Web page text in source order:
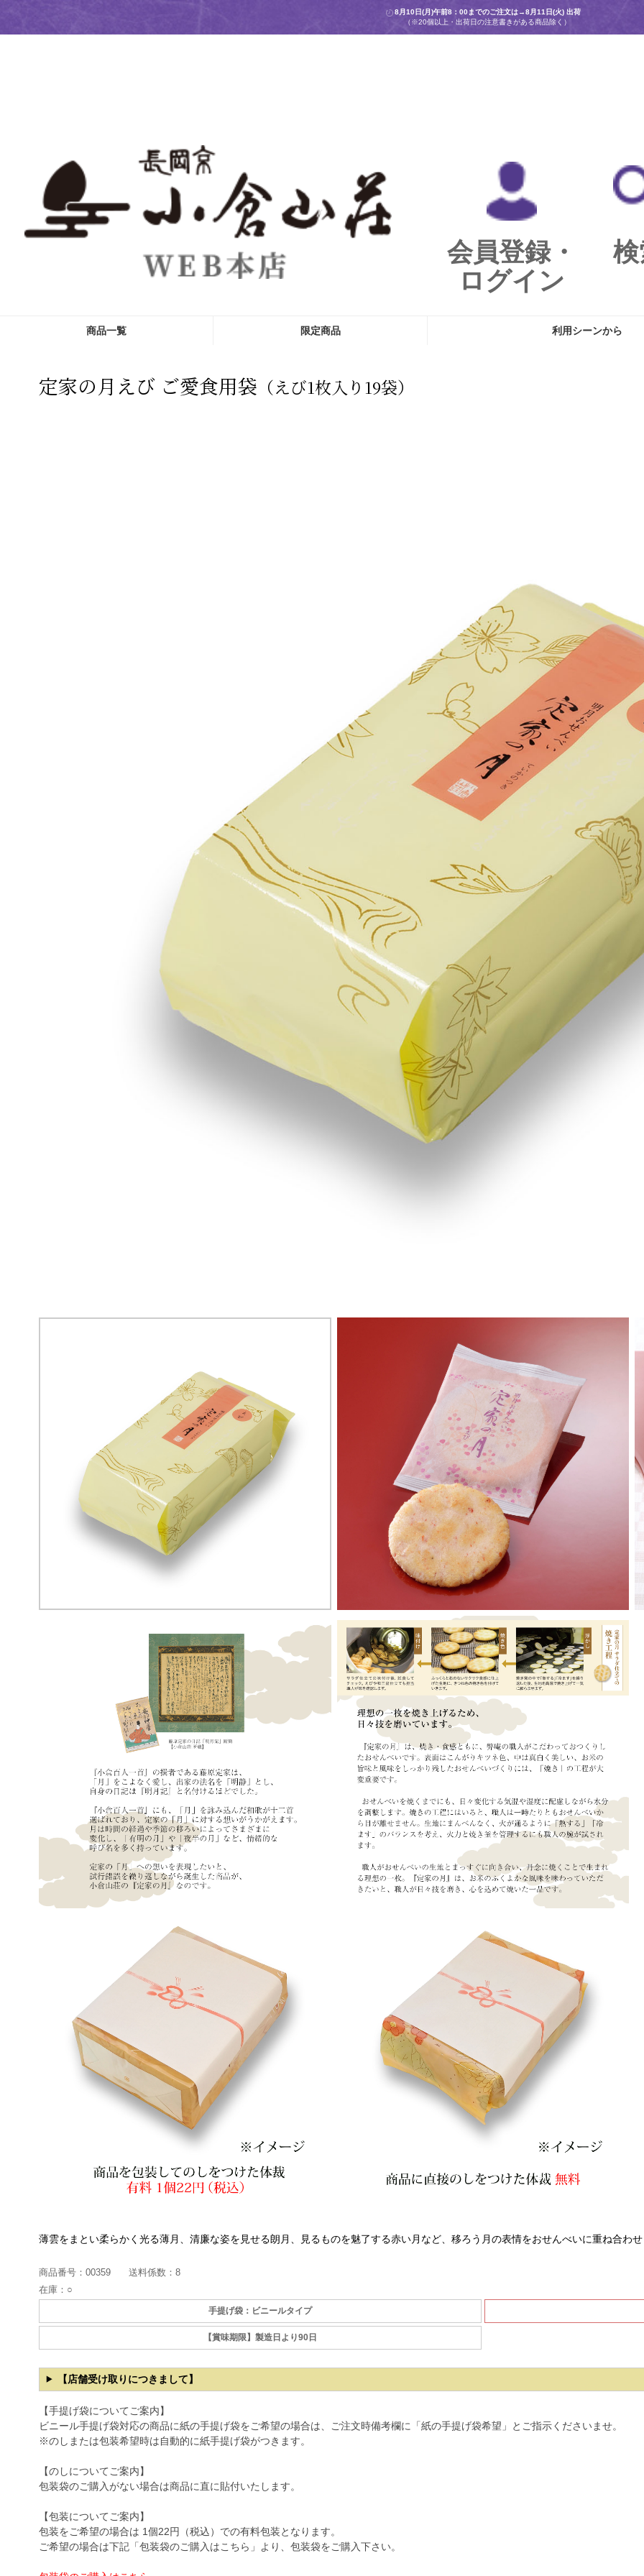
8月10日(月)午前8：00までのご注文は→8月11日(火) 出荷
（※20個以上・出荷日の注意書きがある商品除く）
会員登録・
ログイン
商品一覧 限定商品 利用シーンから
定家の月えび ご愛食用袋 （えび1枚入り19袋）
薄雲をまとい柔らかく光る薄月、清廉な姿を見せる朗月、見るものを魅了する赤い月など、移ろう月の表情をおせんべいに重ね合わ
商品番号： 00359 送料係数： 8
在庫： ○
手提げ袋：ビニールタイプ
【賞味期限】製造日より90日
【店舗受け取りにつきまして】
【手提げ袋についてご案内】
ビニール手提げ袋対応の商品に紙の手提げ袋をご希望の場合は、ご注文時備考欄に「紙の手提げ袋希望」とご指示くださいませ。
※のしまたは包装希望時は自動的に紙手提げ袋がつきます。
【のしについてご案内】
包装袋のご購入がない場合は商品に直に貼付いたします。
【包装についてご案内】
包装をご希望の場合は 1個22円（税込）での有料包装となります。
ご希望の場合は下記「包装袋のご購入はこちら」より、包装袋をご購入下さい。